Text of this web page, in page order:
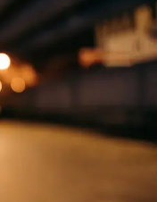
advocatuur.